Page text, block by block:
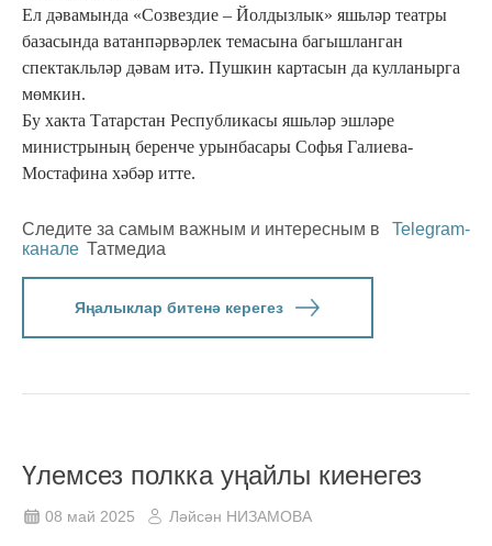
Ел дәвамында «Созвездие – Йолдызлык» яшьләр театры
базасында ватанпәрвәрлек темасына багышланган
спектакльләр дәвам итә. Пушкин картасын да кулланырга
мөмкин.
Бу хакта Татарстан Республикасы яшьләр эшләре
министрының беренче урынбасары Софья Галиева-
Мостафина хәбәр итте.
Следите за самым важным и интересным в
Telegram-
канале Татмедиа
Яңалыклар битенә керегез
Үлемсез полкка уңайлы киенегез
08 май 2025 Ләйсән НИЗАМОВА